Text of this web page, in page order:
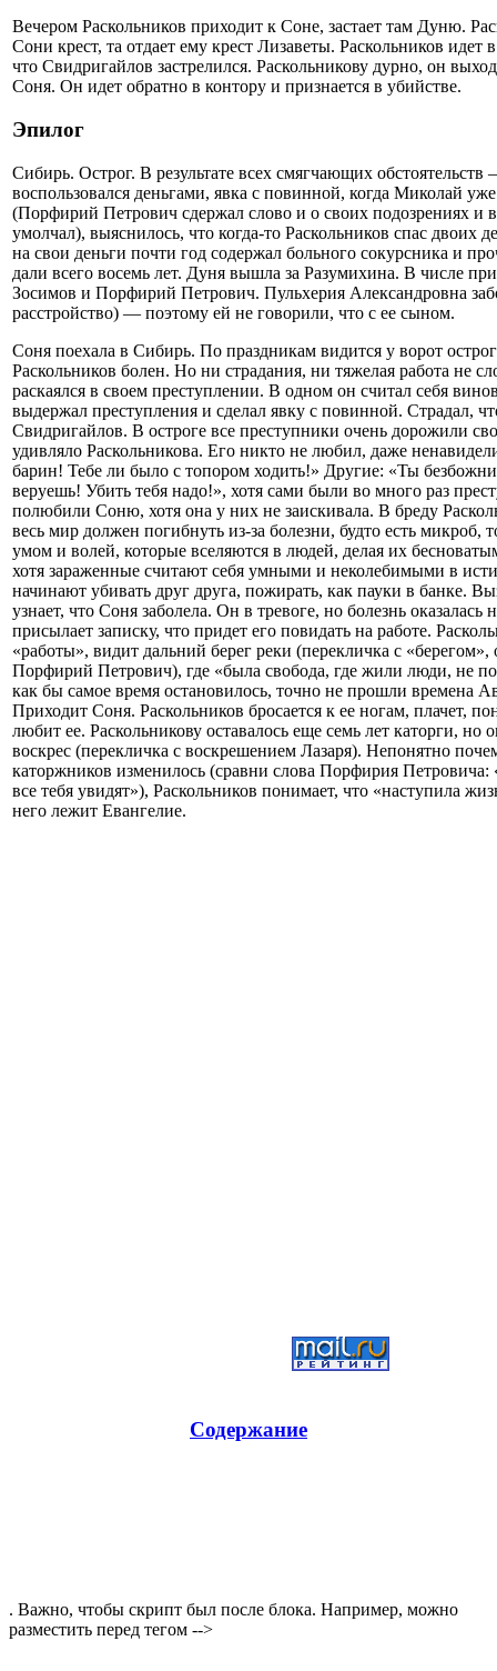
Вечером Раскольников приходит к Соне, застает там Дуню.
Сони крест, та отдает ему крест Лизаветы. Раскольников идет
что Свидригайлов застрелился. Раскольникову дурно, он
Соня. Он идет обратно в контору и признается в убийстве.
Эпилог
Сибирь. Острог. В результате всех смягчающих обстоятельств
воспользовался деньгами, явка с повинной, когда Миколай
(Порфирий Петрович сдержал слово и о своих подозрениях и
умолчал), выяснилось, что когда-то Раскольников спас двоих
на свои деньги почти год содержал больного сокурсника и
дали всего восемь лет. Дуня вышла за Разумихина. В числе
Зосимов и Порфирий Петрович. Пульхерия Александровна
расстройство) — поэтому ей не говорили, что с ее сыном.
Соня поехала в Сибирь. По праздникам видится у ворот
Раскольников болен. Но ни страдания, ни тяжелая работа не
раскаялся в своем преступлении. В одном он считал себя
выдержал преступления и сделал явку с повинной. Страдал,
Свидригайлов. В остроге все преступники очень дорожили
удивляло Раскольникова. Его никто не любил, даже
барин! Тебе ли было с топором ходить!» Другие: «Ты
веруешь! Убить тебя надо!», хотя сами были во много раз
полюбили Соню, хотя она у них не заискивала. В бреду
весь мир должен погибнуть из-за болезни, будто есть микроб,
умом и волей, которые вселяются в людей, делая их
хотя зараженные считают себя умными и неколебимыми в
начинают убивать друг друга, пожирать, как пауки в банке.
узнает, что Соня заболела. Он в тревоге, но болезнь оказалась
присылает записку, что придет его повидать на работе.
«работы», видит дальний берег реки (перекличка с «берегом»,
Порфирий Петрович), где «была свобода, где жили люди, не
как бы самое время остановилось, точно не прошли времена
Приходит Соня. Раскольников бросается к ее ногам, плачет,
любит ее. Раскольникову оставалось еще семь лет каторги, но
воскрес (перекличка с воскрешением Лазаря). Непонятно
каторжников изменилось (сравни слова Порфирия
все тебя увидят»), Раскольников понимает, что «наступила
него лежит Евангелие.
Содержание
. Важно, чтобы скрипт был после блока. Например, можно
разместить перед тегом -->